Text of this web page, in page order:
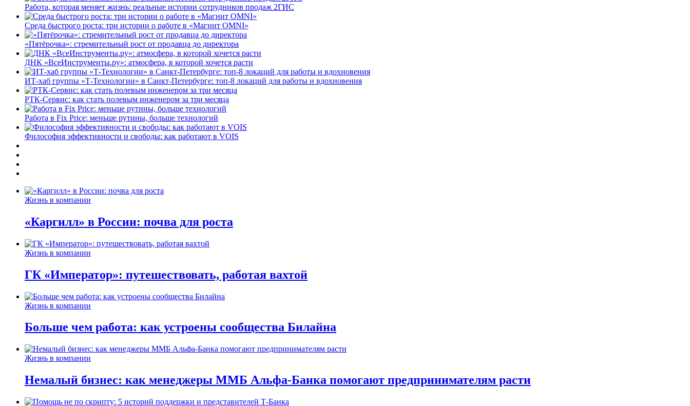
Работа, которая меняет жизнь: реальные истории сотрудников продаж 2ГИС
Среда быстрого роста: три истории о работе в «Магнит OMNI»
«Пятёрочка»: стремительный рост от продавца до директора
ДНК «ВсеИнструменты.ру»: атмосфера, в которой хочется расти
ИТ-хаб группы «Т-Технологии» в Санкт-Петербурге: топ-8 локаций для работы и вдохновения
РТК-Сервис: как стать полевым инженером за три месяца
Работа в Fix Price: меньше рутины, больше технологий
Философия эффективности и свободы: как работают в VOIS
Жизнь в компании
«Каргилл» в России: почва для роста
Жизнь в компании
ГК «Император»: путешествовать, работая вахтой
Жизнь в компании
Больше чем работа: как устроены сообщества Билайна
Жизнь в компании
Немалый бизнес: как менеджеры ММБ Альфа-Банка помогают предпринимателям расти